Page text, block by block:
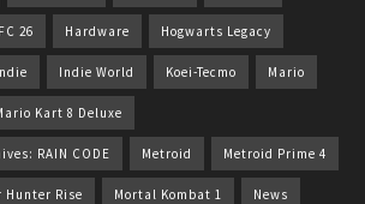
26 Hardware Hogwarts Legacy
Indie World Koei-Tecmo Mario
Kart 8 Deluxe
RAIN CODE Metroid Metroid Prime 4
Hunter Rise Mortal Kombat 1 News